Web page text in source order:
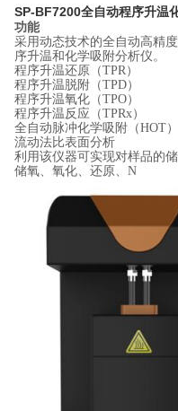
SP-BF7200全自动程序升温
功能
采用动态技术的全自动高精
序升温和化学吸附分析仪。
程序升温还原（TPR）
程序升温脱附（TPD）
程序升温氧化（TPO）
程序升温反应（TPRx）
全自动脉冲化学吸附（HOT）
流动法比表面分析
利用该仪器可实现对样品的储
储氧、氧化、还原、 N